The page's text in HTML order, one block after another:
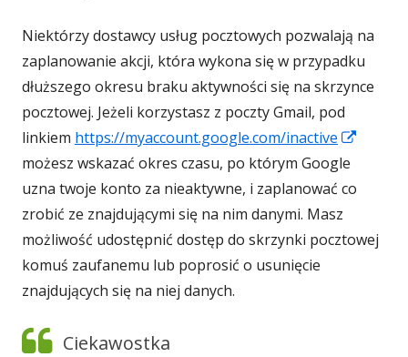
Niektórzy dostawcy usług pocztowych pozwalają na
zaplanowanie akcji, która wykona się w przypadku
dłuższego okresu braku aktywności się na skrzynce
pocztowej. Jeżeli korzystasz z poczty Gmail, pod
linkiem https://myaccount.google.com/inactive
nowym
możesz wskazać okres czasu, po którym Google
uzna twoje konto za nieaktywne, i zaplanować co
zrobić ze znajdującymi się na nim danymi. Masz
możliwość udostępnić dostęp do skrzynki pocztowej
komuś zaufanemu lub poprosić o usunięcie
znajdujących się na niej danych.
Ciekawostka